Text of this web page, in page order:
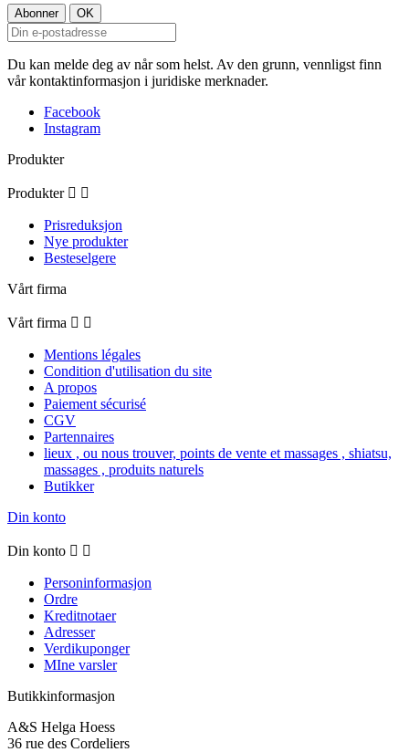
Du kan melde deg av når som helst. Av den grunn, vennligst finn
vår kontaktinformasjon i juridiske merknader.
Facebook
Instagram
Produkter
Produkter  
Prisreduksjon
Nye produkter
Besteselgere
Vårt firma
Vårt firma  
Mentions légales
Condition d'utilisation du site
A propos
Paiement sécurisé
CGV
Partennaires
lieux , ou nous trouver, points de vente et massages , shiatsu,
massages , produits naturels
Butikker
Din konto
Din konto  
Personinformasjon
Ordre
Kreditnotaer
Adresser
Verdikuponger
MIne varsler
Butikkinformasjon
A&S Helga Hoess
36 rue des Cordeliers